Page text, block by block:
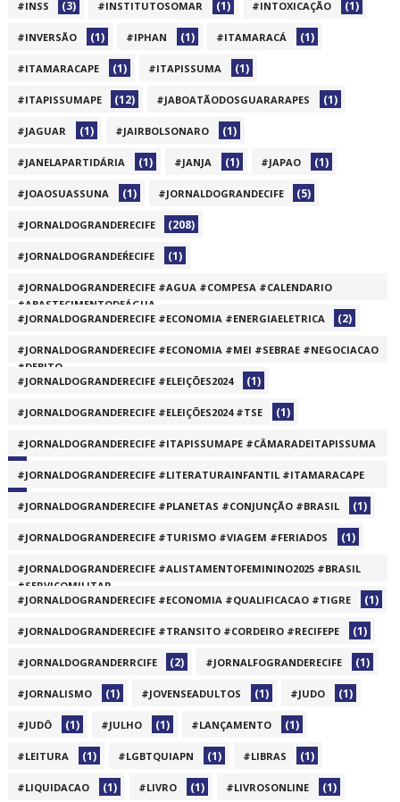
#INSS (3) #INSTITUTOSOMAR (1) #INTOXICAÇÃO (1)
#INVERSÃO (1) #IPHAN (1) #ITAMARACÁ (1)
#ITAMARACAPE (1) #ITAPISSUMA (1)
#ITAPISSUMAPE (12) #JABOATÃODOSGUARARAPES (1)
#JAGUAR (1) #JAIRBOLSONARO (1)
#JANELAPARTIDÁRIA (1) #JANJA (1) #JAPAO (1)
#JOAOSUASSUNA (1) #JORNALDOGRANDECIFE (5)
#JORNALDOGRANDERECIFE (208)
#JORNALDOGRANDEŔECIFE (1)
#JORNALDOGRANDERECIFE #AGUA #COMPESA #CALENDARIO
#ABASTECIMENTODEÁGUA
(1)
#JORNALDOGRANDERECIFE #ECONOMIA #ENERGIAELETRICA (2)
#JORNALDOGRANDERECIFE #ECONOMIA #MEI #SEBRAE #NEGOCIACAO
#DEBITO
(1)
#JORNALDOGRANDERECIFE #ELEIÇÕES2024 (1)
#JORNALDOGRANDERECIFE #ELEIÇÕES2024 #TSE (1)
#JORNALDOGRANDERECIFE #ITAPISSUMAPE #CÂMARADEITAPISSUMA
(1)
#JORNALDOGRANDERECIFE #LITERATURAINFANTIL #ITAMARACAPE
(1)
#JORNALDOGRANDERECIFE #PLANETAS #CONJUNÇÃO #BRASIL (1)
#JORNALDOGRANDERECIFE #TURISMO #VIAGEM #FERIADOS (1)
#JORNALDOGRANDERECIFE #ALISTAMENTOFEMININO2025 #BRASIL
#SERVIÇOMILITAR
(1)
#JORNALDOGRANDERECIFE #ECONOMIA #QUALIFICACAO #TIGRE (1)
#JORNALDOGRANDERECIFE #TRANSITO #CORDEIRO #RECIFEPE (1)
#JORNALDOGRANDERRCIFE (2) #JORNALFOGRANDERECIFE (1)
#JORNALISMO (1) #JOVENSEADULTOS (1) #JUDO (1)
#JUDÔ (1) #JULHO (1) #LANÇAMENTO (1)
#LEITURA (1) #LGBTQUIAPN (1) #LIBRAS (1)
#LIQUIDACAO (1) #LIVRO (1) #LIVROSONLINE (1)